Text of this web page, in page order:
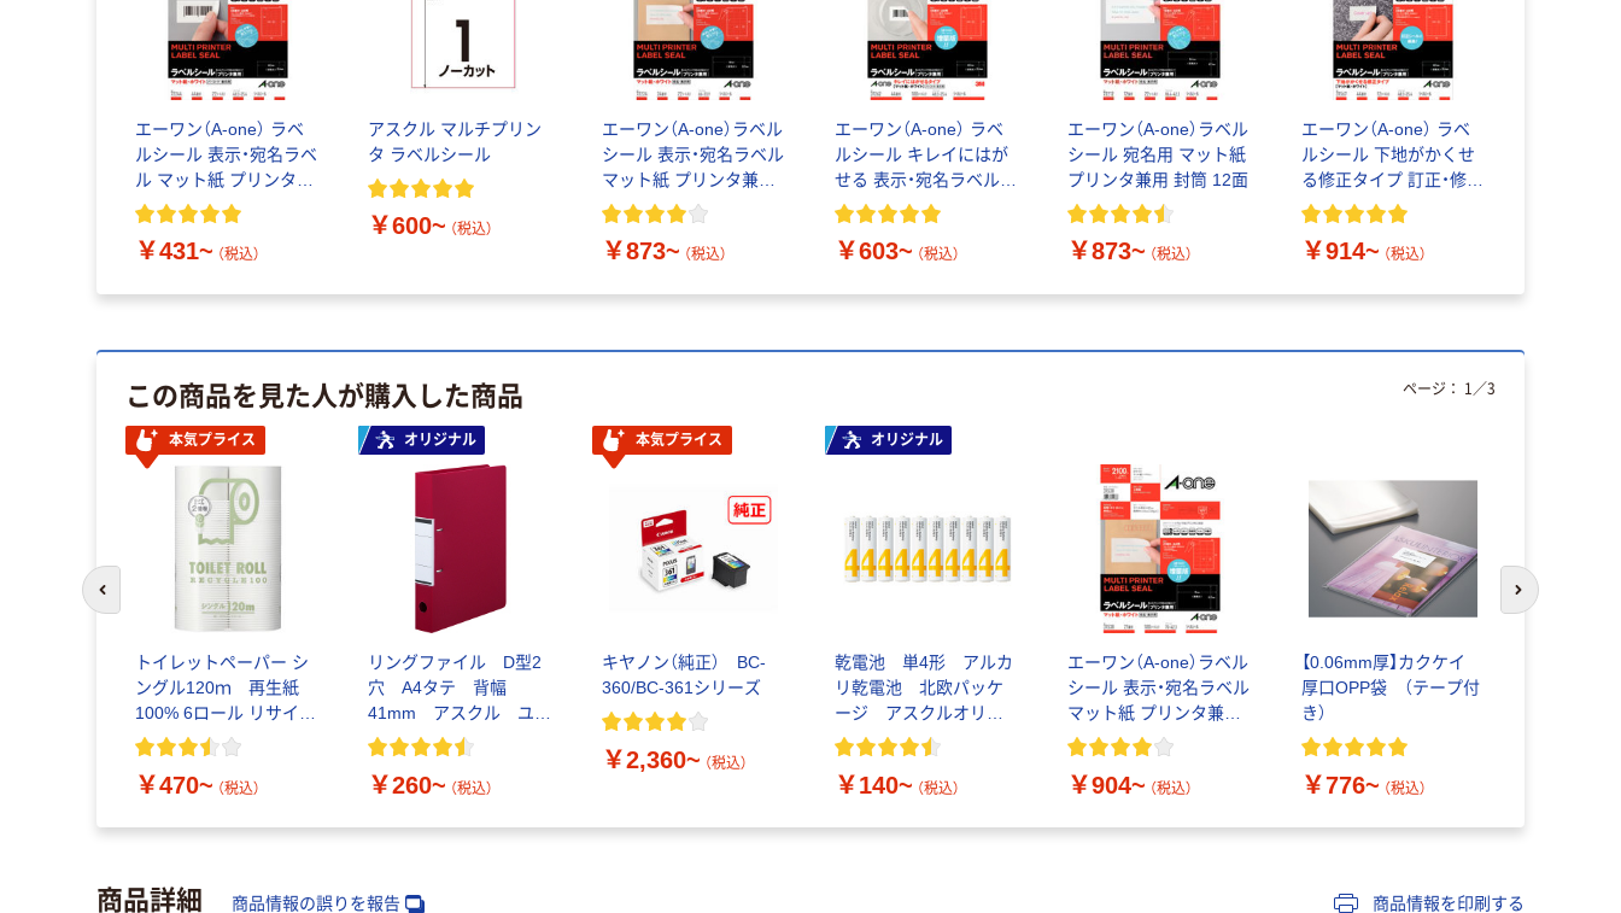
エーワン（A-one） ラベ
ルシール 表示・宛名ラベ
ル マット紙 プリンタ兼
用 封筒
￥431~ （税込）
アスクル マルチプリン
タ ラベルシール
￥600~ （税込）
エーワン（A-one）ラベル
シール 表示・宛名ラベル
マット紙 プリンタ兼用
封筒 24面 四辺余白付
￥873~ （税込）
エーワン（A-one） ラベ
ルシール キレイにはが
せる 表示・宛名ラベル
プリンタ兼用 封筒 シー
￥603~ （税込）
エーワン（A-one）ラベル
シール 宛名用 マット紙
プリンタ兼用 封筒 12面
￥873~ （税込）
エーワン（A-one） ラベ
ルシール 下地がかくせ
る修正タイプ 訂正・修正
用 プリンタ兼用 封筒 シ
￥914~ （税込）
この商品を見た人が購入した商品
本気プライス
トイレットペーパー シ
ングル120ｍ 再生紙
100% 6ロール リサイク
ル100 芯あり FSC認
￥470~ （税込）
オリジナル
リングファイル D型2
穴 A4タテ 背幅
41mm アスクル ユー
ロスタイル
￥260~ （税込）
本気プライス
キヤノン（純正） BC-
360/BC-361シリーズ
￥2,360~ （税込）
オリジナル
乾電池 単4形 アルカ
リ乾電池 北欧パッケ
ージ アスクルオリジ
ナル
￥140~ （税込）
エーワン（A-one）ラベル
シール 表示・宛名ラベル
マット紙 プリンタ兼用
封筒 21面
￥904~ （税込）
【0.06mm厚】カクケイ
厚口OPP袋 （テープ付
き）
￥776~ （税込）
ページ： 1 ／3
前のスライドへ 次のスライド
商品詳細 商品情報の誤りを報告 商品情報を印刷する